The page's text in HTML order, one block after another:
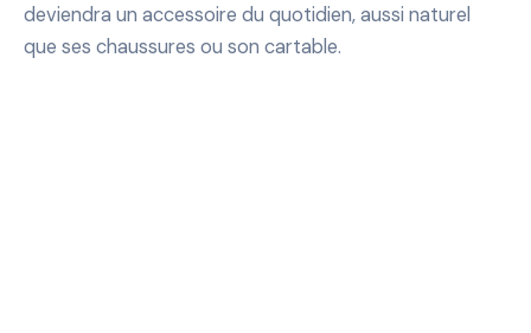
deviendra un accessoire du quotidien, aussi naturel
que ses chaussures ou son cartable.